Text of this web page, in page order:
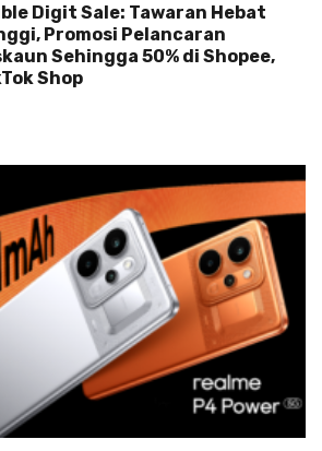
Digit Sale: Tawaran Hebat
Promosi Pelancaran
Sehingga 50% di Shopee,
Shop